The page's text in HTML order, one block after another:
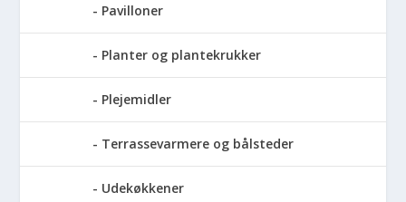
Pavilloner
Planter og plantekrukker
Plejemidler
Terrassevarmere og bålsteder
Udekøkkener